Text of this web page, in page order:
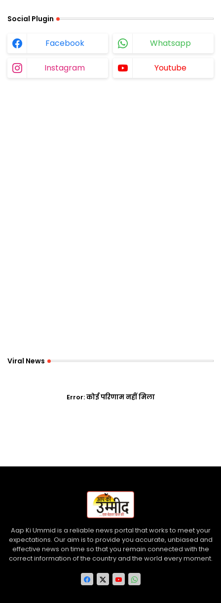
Social Plugin
Facebook Whatsapp
Instagram Youtube
Viral News
Error:कोई परिणाम नहीं मिला
Aap Ki Ummid is a reliable news portal that works to meet your
expectations. Our aim is to provide you accurate, unbiased and
effective news on time so that you remain connected with the
correct information of the country and the world every moment.